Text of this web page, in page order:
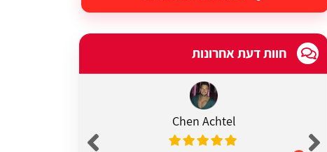
חוות דעת אחרונות
Chen Achtel